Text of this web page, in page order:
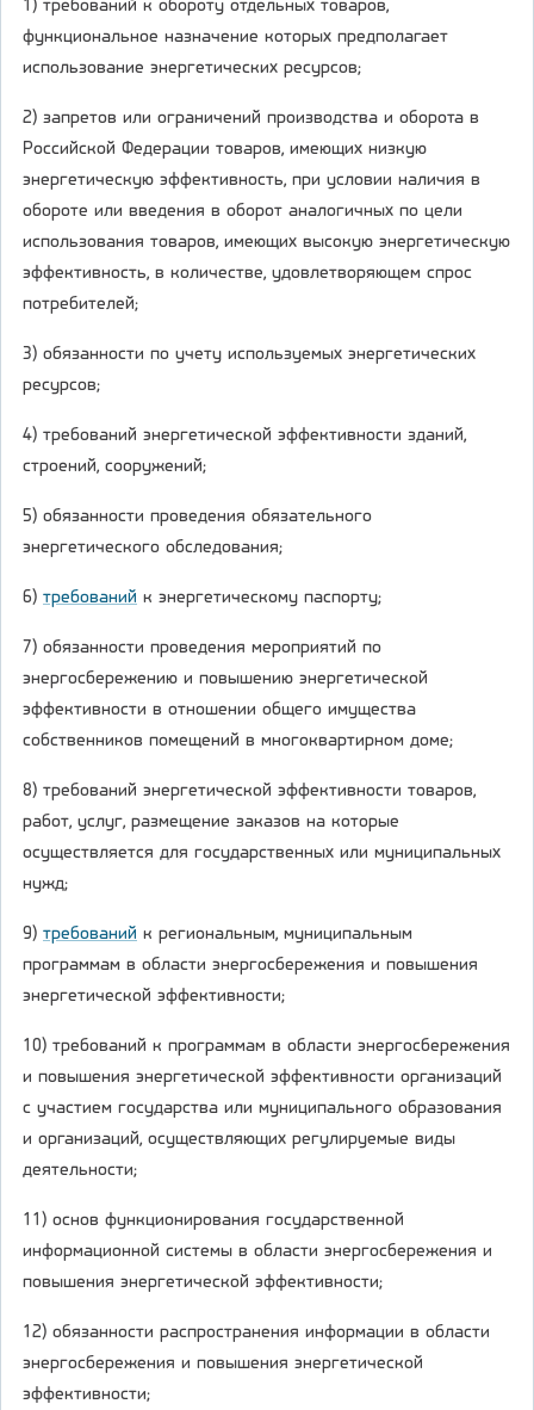
1) требований к обороту отдельных товаров,
функциональное назначение которых предполагает
использование энергетических ресурсов;
2) запретов или ограничений производства и оборота в
Российской Федерации товаров, имеющих низкую
энергетическую эффективность, при условии наличия в
обороте или введения в оборот аналогичных по цели
использования товаров, имеющих высокую энергетическую
эффективность, в количестве, удовлетворяющем спрос
потребителей;
3) обязанности по учету используемых энергетических
ресурсов;
4) требований энергетической эффективности зданий,
строений, сооружений;
5) обязанности проведения обязательного
энергетического обследования;
6) требований к энергетическому паспорту;
7) обязанности проведения мероприятий по
энергосбережению и повышению энергетической
эффективности в отношении общего имущества
собственников помещений в многоквартирном доме;
8) требований энергетической эффективности товаров,
работ, услуг, размещение заказов на которые
осуществляется для государственных или муниципальных
нужд;
9) требований к региональным, муниципальным
программам в области энергосбережения и повышения
энергетической эффективности;
10) требований к программам в области энергосбережения
и повышения энергетической эффективности организаций
с участием государства или муниципального образования
и организаций, осуществляющих регулируемые виды
деятельности;
11) основ функционирования государственной
информационной системы в области энергосбережения и
повышения энергетической эффективности;
12) обязанности распространения информации в области
энергосбережения и повышения энергетической
эффективности;